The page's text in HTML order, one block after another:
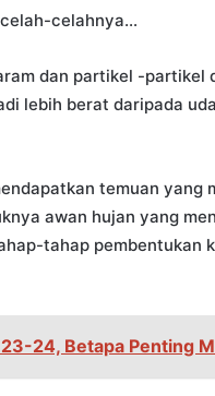
celahnya…
dan partikel -partikel
lebih berat daripada
temuan yang
awan hujan yang
tahap pembentukan
24, Betapa Penting